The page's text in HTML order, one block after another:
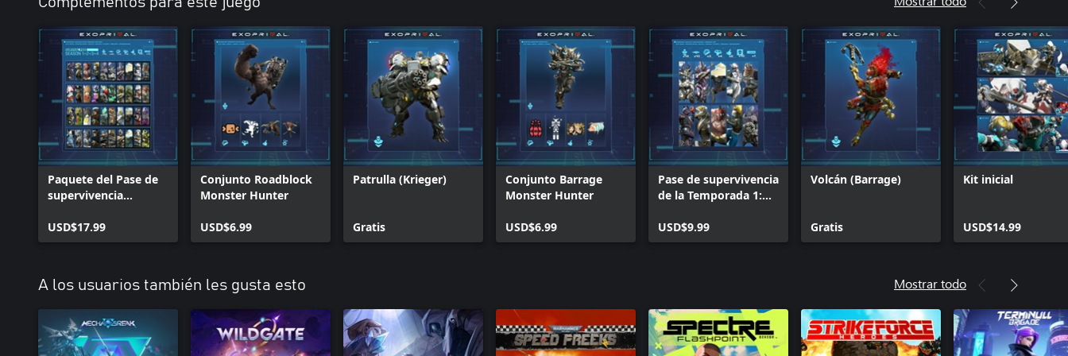
Paquete del Pase de
supervivencia
prémium
USD$17.99
Conjunto Roadblock
Monster Hunter
USD$6.99
Patrulla (Krieger)
Gratis
Conjunto Barrage
Monster Hunter
USD$6.99
Pase de supervivencia
de la Temporada 1:
USD$9.99
Volcán (Barrage)
Gratis
Kit inicial
USD$14.99
A los usuarios también les gusta esto Mostrar todo